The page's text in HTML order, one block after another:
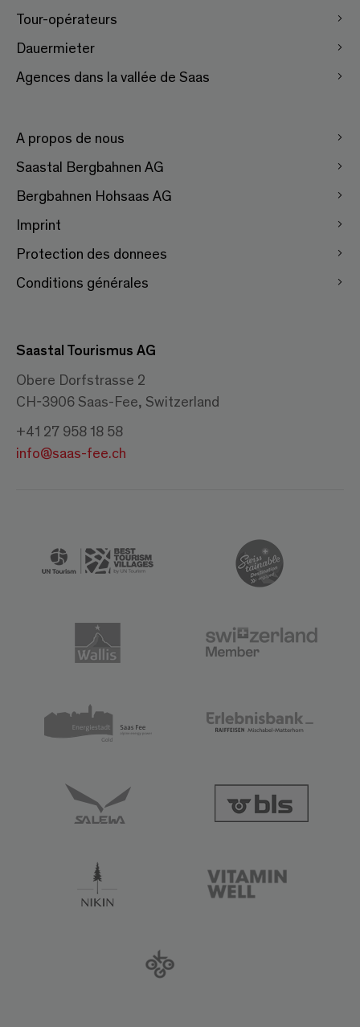
Tour-opérateurs
Dauermieter
Agences dans la vallée de Saas
A propos de nous
Saastal Bergbahnen AG
Bergbahnen Hohsaas AG
Imprint
Protection des donnees
Conditions générales
Saastal Tourismus AG
Obere Dorfstrasse 2
CH-3906 Saas-Fee, Switzerland
+41 27 958 18 58
info@saas-fee.ch